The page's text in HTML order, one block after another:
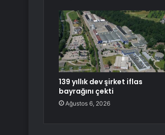
139 yıllık dev şirket iflas
bayrağını çekti
Ağustos 6, 2026